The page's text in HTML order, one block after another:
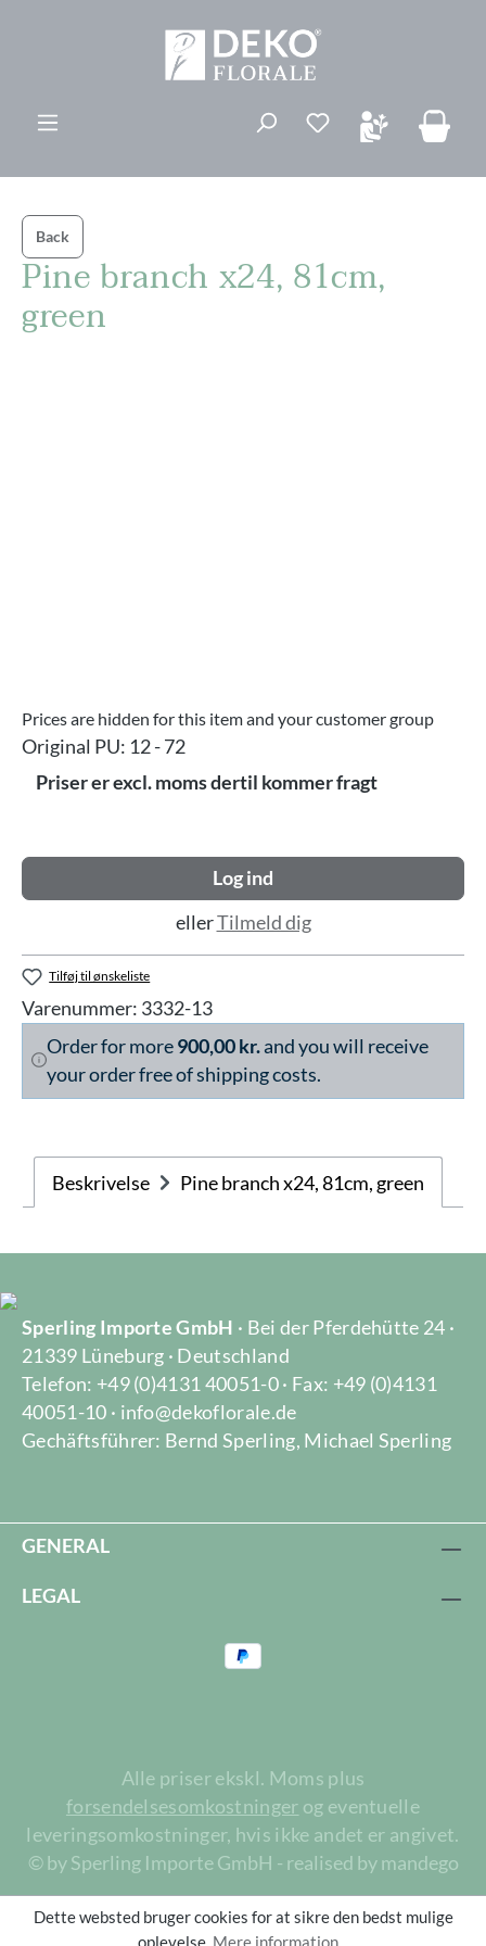
Du har 0
Back
Pine branch x24, 81cm,
green
Prices are hidden for this item and your customer group
Original PU: 12 - 72
Priser er excl. moms dertil kommer fragt
Log ind
ellerTilmeld dig
Tilføj til ønskeliste
Varenummer: 3332-13
Order for more900,00 kr.and you will receive
your order free of shipping costs.
Beskrivelse Pine branch x24, 81cm, green
Sperling Importe GmbH · Bei der Pferdehütte 24 ·
21339 Lüneburg · Deutschland
Telefon: +49 (0)4131 40051-0 · Fax: +49 (0)4131
40051-10 · info@dekoflorale.de
Gechäftsführer: Bernd Sperling, Michael Sperling
GENERAL
LEGAL
Alle priser ekskl. Moms plus
forsendelsesomkostninger og eventuelle
leveringsomkostninger, hvis ikke andet er angivet.
© by Sperling Importe GmbH - realised by mandego
Dette websted bruger cookies for at sikre den bedst mulige
oplevelse. Mere information...